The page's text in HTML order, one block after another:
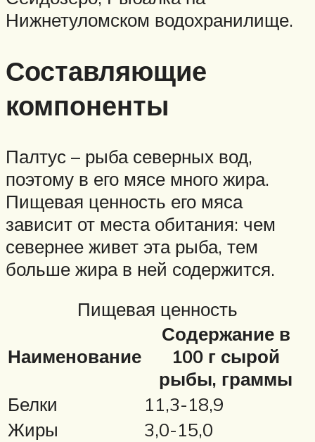
Нижнетуломском водохранилище.
Составляющие
компоненты
Палтус – рыба северных вод,
поэтому в его мясе много жира.
Пищевая ценность его мяса
зависит от места обитания: чем
севернее живет эта рыба, тем
больше жира в ней содержится.
Пищевая ценность
Наименование
Содержание в
100 г сырой
рыбы, граммы
Белки
11,3-18,9
Жиры
3,0-15,0